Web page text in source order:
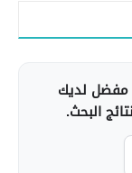
مفضل لديك
البحث.